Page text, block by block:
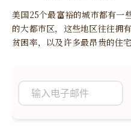
美国25个最富裕的城市都有一
的大都市区，这些地区往往拥
贫困率，以及许多最昂贵的住宅